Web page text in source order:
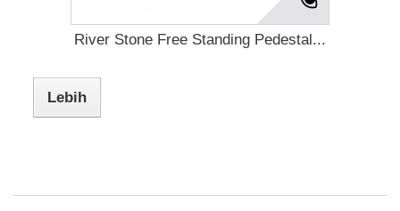
River Stone Free Standing Pedestal...
Lebih